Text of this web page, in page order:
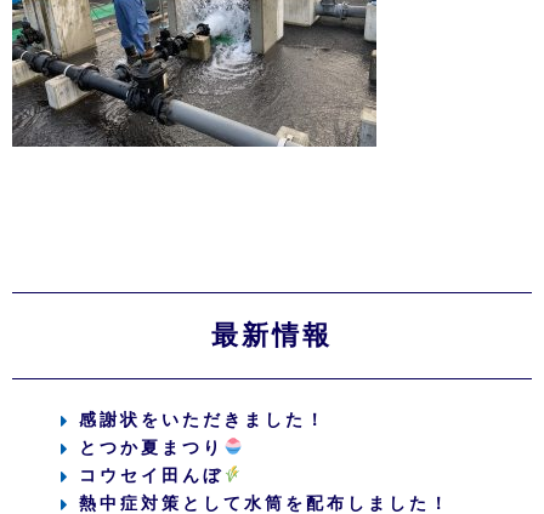
最新情報
感謝状をいただきました！
とつか夏まつり
コウセイ田んぼ
熱中症対策として水筒を配布しました！